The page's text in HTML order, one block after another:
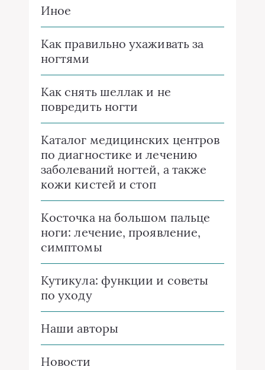
Иное
Как правильно ухаживать за
ногтями
Как снять шеллак и не
повредить ногти
Каталог медицинских центров
по диагностике и лечению
заболеваний ногтей, а также
кожи кистей и стоп
Косточка на большом пальце
ноги: лечение, проявление,
симптомы
Кутикула: функции и советы
по уходу
Наши авторы
Новости